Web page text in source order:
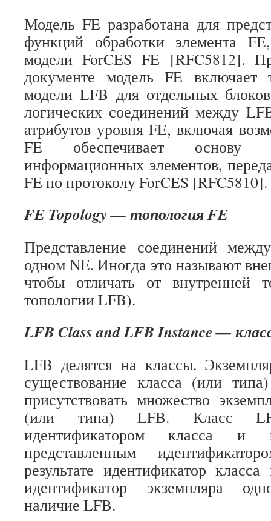
Модель FE разработана для
функций обработки элемента
модели ForCES FE [RFC5812].
документе модель FE
модели LFB для отдельных
логических соединений между
атрибутов уровня FE, включая
FE обеспечивает основу
информационных элементов,
FE по протоколу ForCES [RFC5810].
FE Topology — топология FE
Представление соединений
одном NE. Иногда это называют
чтобы отличать от внутренней
топологии LFB).
LFB Class and LFB Instance —
LFB делятся на классы.
существование класса (или
присутствовать множество
(или типа) LFB. Класс LFB
идентификатором класса и
представленным
результате идентификатор
идентификатор экземпляра
наличие LFB.